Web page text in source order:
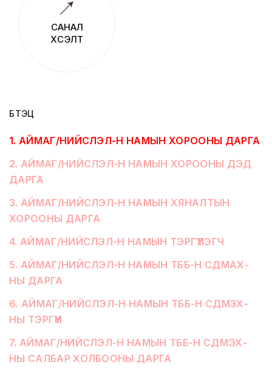
САНАЛ
ХҮСЭЛТ
БҮТЭЦ
1. АЙМАГ/НИЙСЛЭЛ-Н НАМЫН ХОРООНЫ ДАРГА
2. АЙМАГ/НИЙСЛЭЛ-Н НАМЫН ХОРООНЫ ДЭД
ДАРГА
3. АЙМАГ/НИЙСЛЭЛ-Н НАМЫН ХЯНАЛТЫН
ХОРООНЫ ДАРГА
4. АЙМАГ/НИЙСЛЭЛ-Н НАМЫН ТЭРГҮҮЛЭГЧ
5. АЙМАГ/НИЙСЛЭЛ-Н НАМЫН ТББ-Н СДМАХ-
НЫ ДАРГА
6. АЙМАГ/НИЙСЛЭЛ-Н НАМЫН ТББ-Н СДМЗХ-
НЫ ТЭРГҮҮН
7. АЙМАГ/НИЙСЛЭЛ-Н НАМЫН ТББ-Н СДМЭХ-
НЫ САЛБАР ХОЛБООНЫ ДАРГА